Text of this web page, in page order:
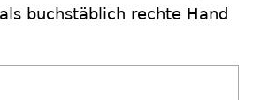
buchstäblich rechte Hand